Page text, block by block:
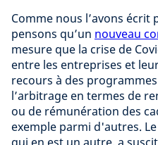
Comme nous l’avons écrit
pensons qu’un nouveau
mesure que la crise de
entre les entreprises et
recours à des
l’arbitrage en termes de
ou de rémunération des
exemple parmi d'autres.